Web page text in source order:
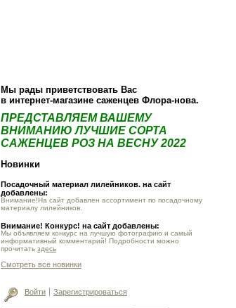
Мы рады приветствовать Вас
в интернет-магазине саженцев Флора-нова.
ПРЕДСТАВЛЯЕМ ВАШЕМУ
ВНИМАНИЮ ЛУЧШИЕ СОРТА
САЖЕНЦЕВ РОЗ НА ВЕСНУ 2022
Новинки
Посадочный материал лилейников. на сайт
добавлены:
Внимание!На сайт добавлен ассортимент по посадочному
материалу лилейников.
Внимание! Конкурс! на сайт добавлены:
Мы объявляем конкурс на лучшую фотографию и самый
информативный комментарий! Подробности можно
прочитать здесь
Смотреть все новинки
Войти Зарегистрироваться